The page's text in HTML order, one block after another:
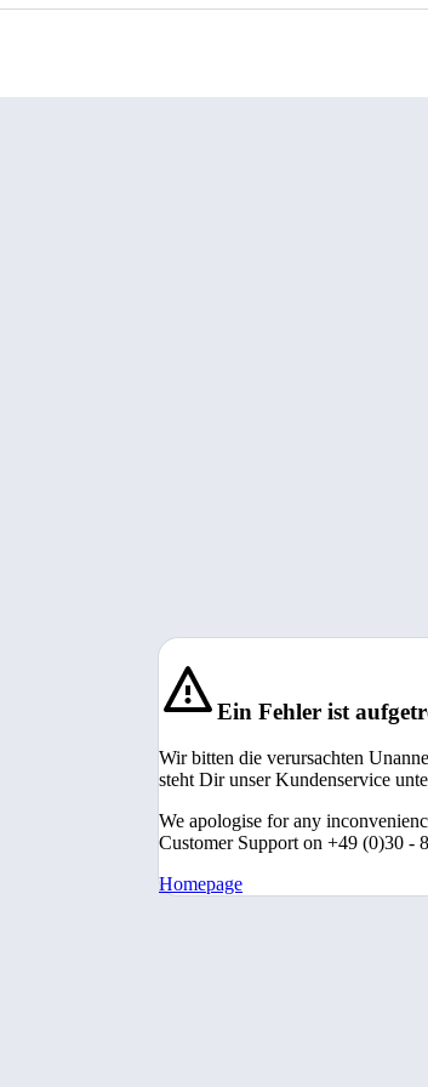
Ein Fehler ist
Wir bitten die verursachten
steht Dir unser Kundenservice
We apologise for any
Customer Support on +49 (0)30 -
Homepage